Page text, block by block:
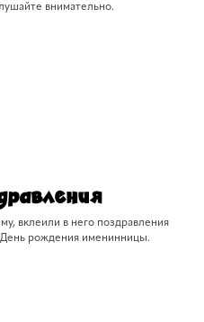
внимательно.
вклеили в него поздравления
рождения именинницы.